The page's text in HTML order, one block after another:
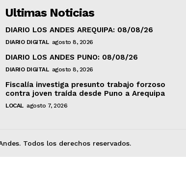
Ultimas Noticias
DIARIO LOS ANDES AREQUIPA: 08/08/26
DIARIO DIGITAL agosto 8, 2026
DIARIO LOS ANDES PUNO: 08/08/26
DIARIO DIGITAL agosto 8, 2026
Fiscalía investiga presunto trabajo forzoso
contra joven traída desde Puno a Arequipa
LOCAL agosto 7, 2026
Todos los derechos reservados.